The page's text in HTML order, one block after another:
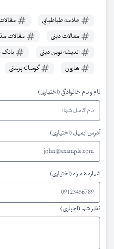
علامه طباطبایی
مقالات دینی
مقالات
اندیشه نوین دینی
بانک
هارون
گوساله‌پرستی
نام و نام خانوادگی (اختیاری)
آدرس ایمیل (اختیاری)
شماره همراه (اختیاری)
نظر شما (اجباری)